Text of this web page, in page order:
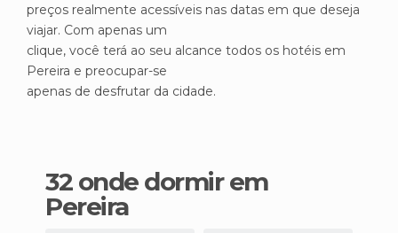
preços realmente acessíveis nas datas em que deseja
viajar. Com apenas um
clique, você terá ao seu alcance todos os hotéis em
Pereira e preocupar-se
apenas de desfrutar da cidade.
32 onde dormir em
Pereira